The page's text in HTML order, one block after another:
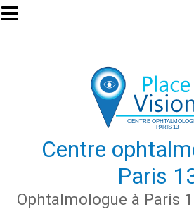
Aller au contenu principal
Centre
Paris
Ophtalmologue à Paris